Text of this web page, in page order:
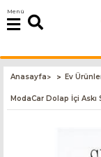
Menü
Anasayfa> Ev
ModaCar Dolap İçi